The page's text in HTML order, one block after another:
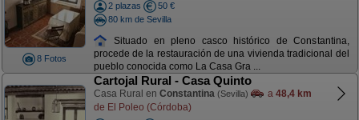
8 Fotos
2 plazas
50 €
80 km de Sevilla
Situado en pleno casco histórico de Constantina,
procede de la restauración de una vivienda tradicional del
pueblo conocida como La Casa Gra ...
Cartojal Rural - Casa Quinto
Casa Rural en Constantina (Sevilla) a 48,4 km
de El Poleo (Córdoba)